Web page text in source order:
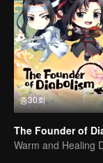
총30회